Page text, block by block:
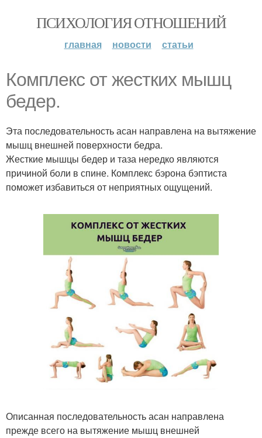
ПСИХОЛОГИЯ ОТНОШЕНИЙ
главная новости статьи
Комплекс от жестких мышц
бедер.
Эта последовательность асан направлена на вытяжение
мышц внешней поверхности бедра.
Жесткие мышцы бедер и таза нередко являются
причиной боли в спине. Комплекс бэрона бэптиста
поможет избавиться от неприятных ощущений.
Описанная последовательность асан направлена
прежде всего на вытяжение мышц внешней